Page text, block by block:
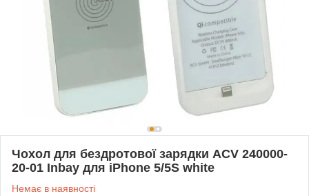
Чохол для бездротової зарядки ACV 240000-
20-01 Inbay для iPhone 5/5S white
Немає в наявності